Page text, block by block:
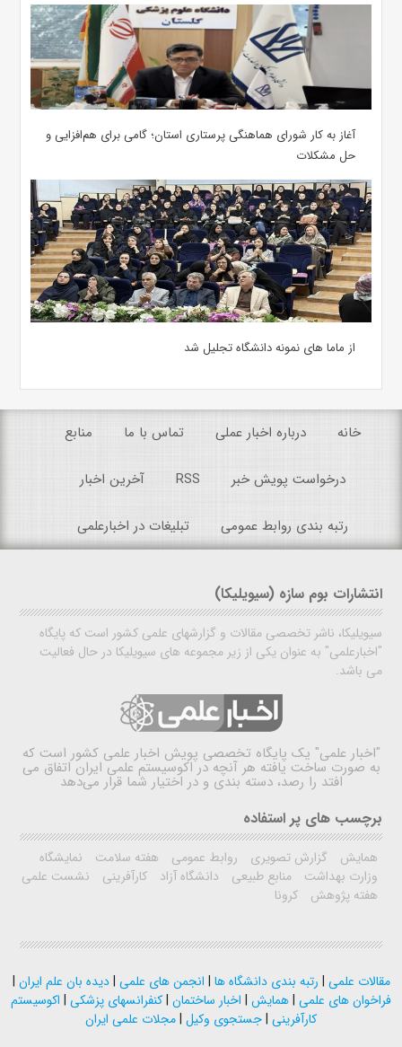
آغاز به کار شورای هماهنگی پرستاری استان؛ گامی برای هم‌افزایی و
حل مشکلات
از ماما های نمونه دانشگاه تجلیل شد
خانه درباره اخبار عملی تماس با ما منابع
درخواست پویش خبر RSS آخرین اخبار
رتبه بندی روابط عمومی تبلیغات در اخبارعلمی
انتشارات بوم سازه (سیویلیکا)
سیویلیکا، ناشر تخصصی مقالات و گزارشهای علمی کشور است که پایگاه
"اخبارعلمی" به عنوان یکی از زیر مجموعه های سیویلیکا در حال فعالیت
می باشد.
"اخبار علمی" یک پایگاه تخصصی پویش اخبار علمی کشور است که
به صورت ساخت یافته هر آنچه در اکوسیستم علمی ایران اتفاق می
افتد را رصد، دسته بندی و در اختیار شما قرار می‌دهد
برچسب های پر استفاده
همایش گزارش تصویری روابط عمومی هفته سلامت
نمایشگاه
وزارت بهداشت
منابع طبیعی دانشگاه آزاد کارآفرینی
نشست علمی
هفته پژوهش
کرونا
مقالات علمی | رتبه بندی دانشگاه ها | انجمن های علمی |دیده بان علم ایران |
فراخوان های علمی |همایش | اخبار ساختمان |کنفرانسهای پزشکی | اکوسیستم
کارآفرینی |جستجوی وکیل |مجلات علمی ایران